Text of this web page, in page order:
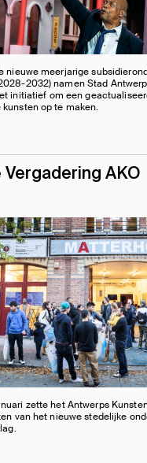
nieuwe meerjarige
2032) namen Stad
initiatief om een
op te maken.
AKO
zette het Antwerps
van het nieuwe stedelijke